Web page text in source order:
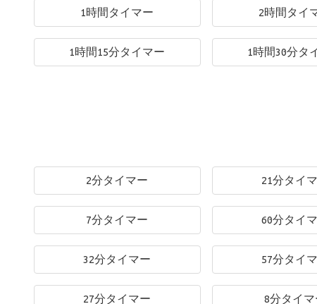
1時間タイマー 2時間タイ
1時間15分タイマー 1時間30分タ
2分タイマー 21分タイ
7分タイマー 60分タイ
32分タイマー 57分タイ
27分タイマー 8分タイマ